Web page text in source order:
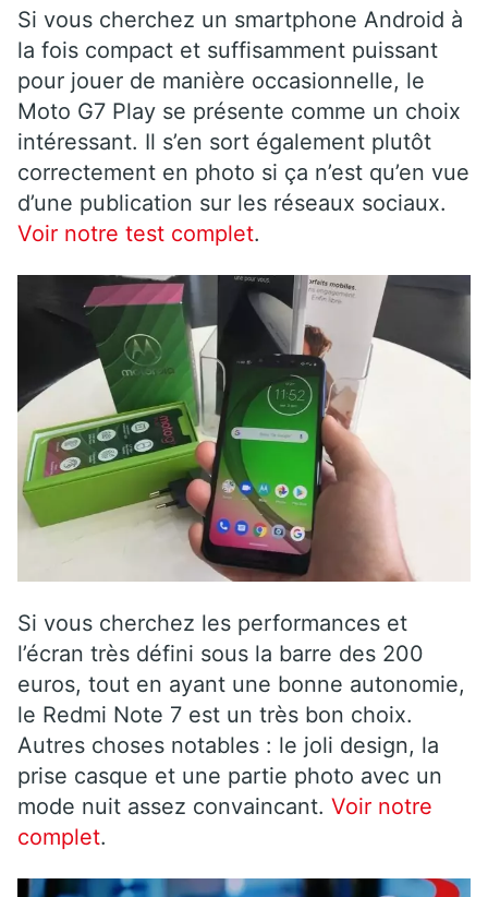
Si vous cherchez un smartphone Android à
la fois compact et suffisamment puissant
pour jouer de manière occasionnelle, le
Moto G7 Play se présente comme un choix
intéressant. Il s’en sort également plutôt
correctement en photo si ça n’est qu’en vue
d’une publication sur les réseaux sociaux.
Voir notre test complet.
Si vous cherchez les performances et
l’écran très défini sous la barre des 200
euros, tout en ayant une bonne autonomie,
le Redmi Note 7 est un très bon choix.
Autres choses notables : le joli design, la
prise casque et une partie photo avec un
mode nuit assez convaincant. Voir notre
complet.